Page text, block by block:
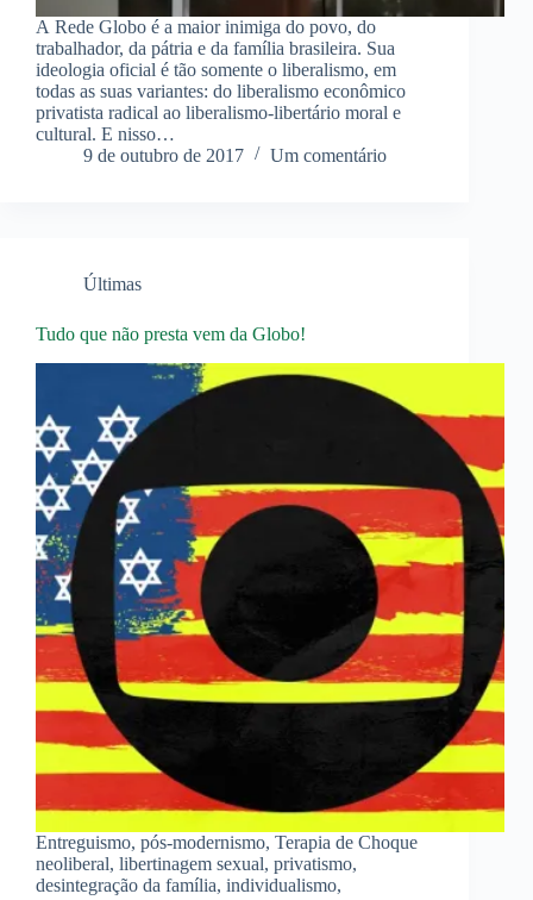
A Rede Globo é a maior inimiga do povo, do
trabalhador, da pátria e da família brasileira. Sua
ideologia oficial é tão somente o liberalismo, em
todas as suas variantes: do liberalismo econômico
privatista radical ao liberalismo-libertário moral e
cultural. E nisso…
9 de outubro de 2017
Um comentário
Últimas
Tudo que não presta vem da Globo!
Entreguismo, pós-modernismo, Terapia de Choque
neoliberal, libertinagem sexual, privatismo,
desintegração da família, individualismo,